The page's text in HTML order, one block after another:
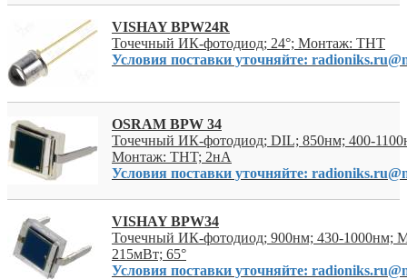
VISHAY BPW24R
Точечный ИК-фотодиод; 24°; Монтаж: THT
Условия поставки уточняйте:
OSRAM BPW 34
Точечный ИК-фотодиод; DIL; 850нм; 400-
Монтаж: THT; 2нА
Условия поставки уточняйте:
VISHAY BPW34
Точечный ИК-фотодиод; 900нм; 430-1000нм;
215мВт; 65°
Условия поставки уточняйте: